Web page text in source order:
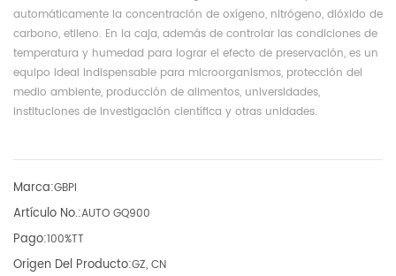
automáticamente la concentración de oxígeno, nitrógeno, dióxido de
carbono, etileno. En la caja, además de controlar las condiciones de
temperatura y humedad para lograr el efecto de preservación, es un
equipo ideal indispensable para microorganismos, protección del
medio ambiente, producción de alimentos, universidades,
instituciones de investigación científica y otras unidades.
Marca:GBPI
Artículo No.:AUTO GQ900
Pago:100%TT
Origen Del Producto:GZ, CN